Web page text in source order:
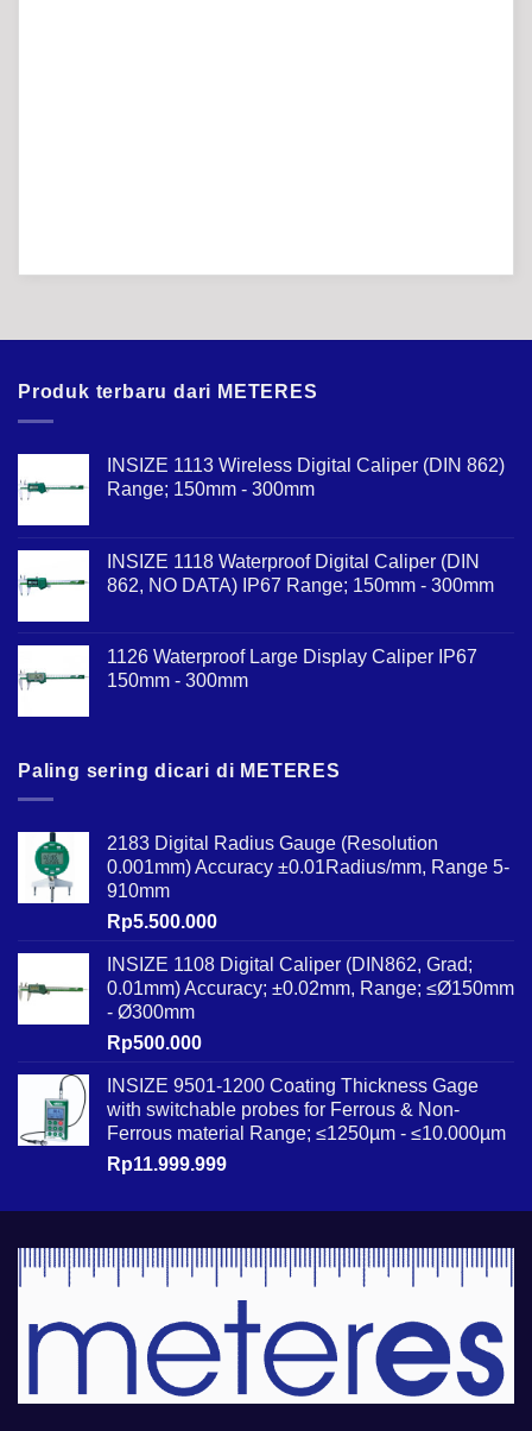
Produk terbaru dari METERES
INSIZE 1113 Wireless Digital Caliper (DIN 862)
Range; 150mm - 300mm
INSIZE 1118 Waterproof Digital Caliper (DIN
862, NO DATA) IP67 Range; 150mm - 300mm
1126 Waterproof Large Display Caliper IP67
150mm - 300mm
Paling sering dicari di METERES
2183 Digital Radius Gauge (Resolution
0.001mm) Accuracy ±0.01Radius/mm, Range 5-
910mm
Rp5.500.000
INSIZE 1108 Digital Caliper (DIN862, Grad;
0.01mm) Accuracy; ±0.02mm, Range; ≤Ø150mm
- Ø300mm
Rp500.000
INSIZE 9501-1200 Coating Thickness Gage
with switchable probes for Ferrous & Non-
Ferrous material Range; ≤1250µm - ≤10.000µm
Rp11.999.999